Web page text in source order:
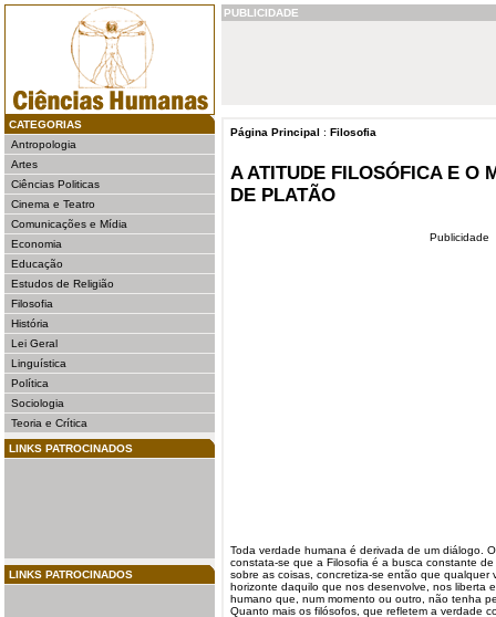
CATEGORIAS
Antropologia
Artes
Ciências Politicas
Cinema e Teatro
Comunicações e Mídia
Economia
Educação
Estudos de Religião
Filosofia
História
Lei Geral
Linguística
Política
Sociologia
Teoria e Crítica
LINKS PATROCINADOS
LINKS PATROCINADOS
PUBLICIDADE
Página Principal : Filosofia
A ATITUDE FILOSÓFICA E O
DE PLATÃO
Publicidade
Toda verdade humana é derivada de um diálogo.
constata-se que a Filosofia é a busca constante
sobre as coisas, concretiza-se então que qualquer
horizonte daquilo que nos desenvolve, nos liberta
humano que, num momento ou outro, não tenha
Quanto mais os filósofos, que refletem a verdade